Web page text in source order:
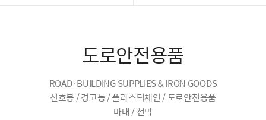
도로안전용품
ROAD·BUILDING SUPPLIES & IRON GOODS
신호봉 / 경고등 / 플라스틱체인 / 도로안전용품
마대 / 천막